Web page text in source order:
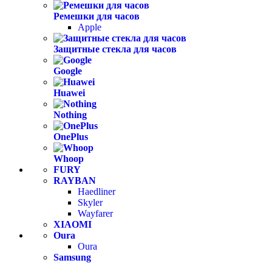
Ремешки для часов
Apple
Защитные стекла для часов
Google
Huawei
Nothing
OnePlus
Whoop
FURY
RAYBAN
Haedliner
Skyler
Wayfarer
XIAOMI
Oura
Oura
Samsung